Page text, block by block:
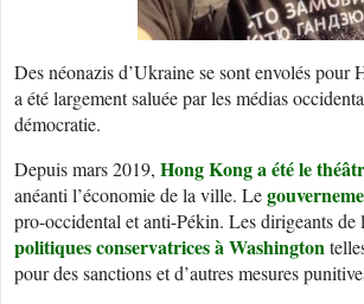
Des néonazis d’Ukraine se sont envolés
a été largement saluée par les médias
démocratie.
Depuis mars 2019, Hong Kong a été le
anéanti l’économie de la ville. Le
pro-occidental et anti-Pékin. Les dirigeants de
politiques conservatrices à Washington
pour des sanctions et d’autres mesures